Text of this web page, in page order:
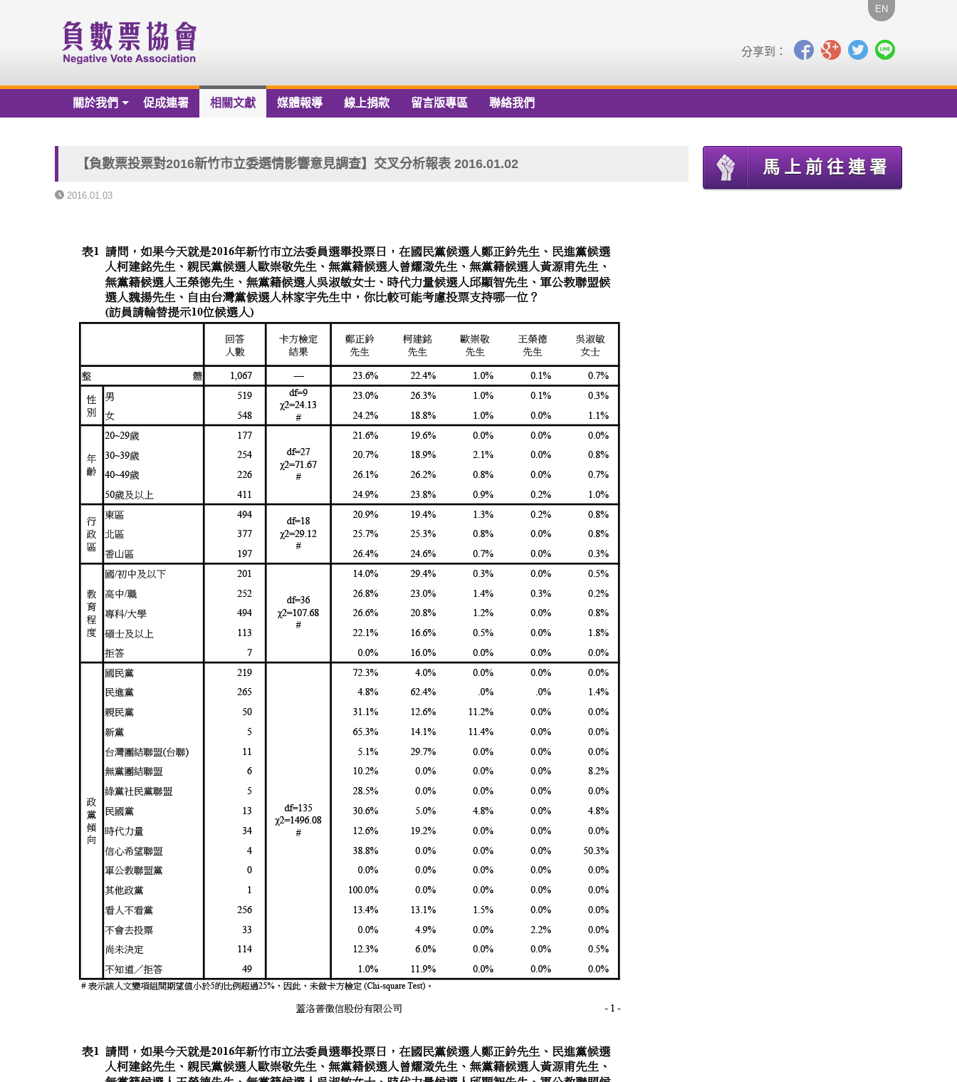
EN
分享到：
關於我們
負數票協會章程草案
負數票協會會員名冊
歷年捐款芳名錄
財務報告
促成連署 相關文獻 媒體報導 線上捐款 留言版專區 聯絡我們
【負數票投票對2016新竹市立委選情影響意見調查】交叉分析報表 2016.01.02
2016.01.03
馬上前往連署